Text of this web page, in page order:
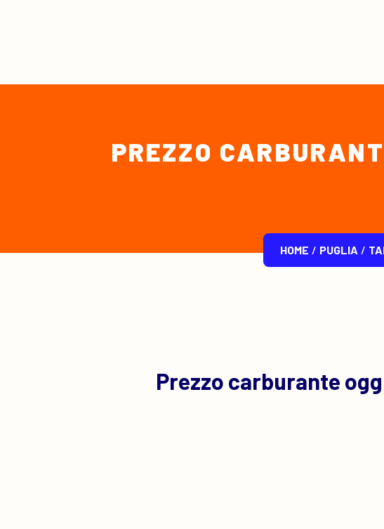
PREZZO
HOME / PUGLIA /
Prezzo carburante